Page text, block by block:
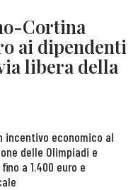
Cortina
ai dipendenti
libera della
incentivo economico al
delle Olimpiadi e
a 1.400 euro e